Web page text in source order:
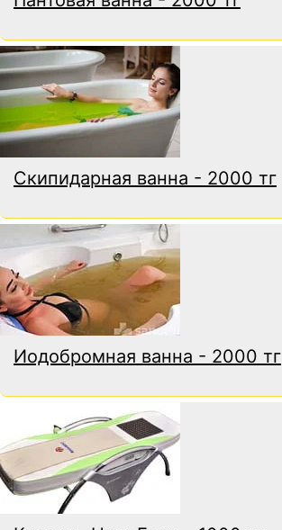
Скипидарная ванна - 2000 тг
Иодобромная ванна - 2000 тг